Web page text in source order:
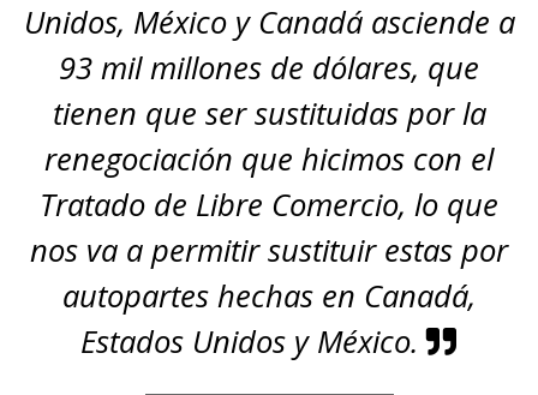
Unidos, México y Canadá asciende a
93 mil millones de dólares, que
tienen que ser sustituidas por la
renegociación que hicimos con el
Tratado de Libre Comercio, lo que
nos va a permitir sustituir estas por
autopartes hechas en Canadá,
Estados Unidos y México.